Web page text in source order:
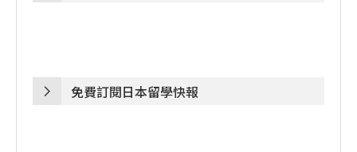
免費訂閱日本留學快報